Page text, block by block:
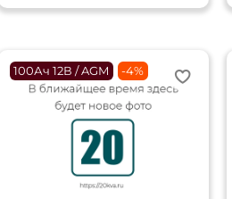
100Ач 12В / AGM -4%